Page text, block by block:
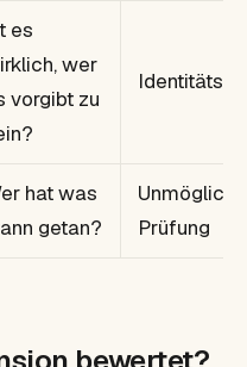
es
wer
vorgibt zu
hat was
getan?
Prüfung